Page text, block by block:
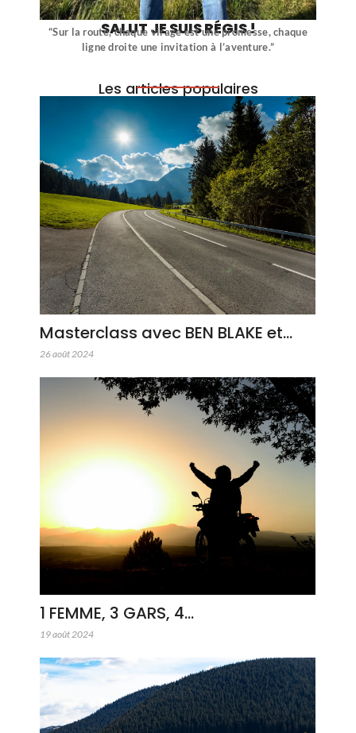
SALUT JE SUIS RÉGIS !
“Sur la route, chaque virage est une promesse, chaque
ligne droite une invitation à l’aventure.”
Les articles populaires
Masterclass avec BEN BLAKE et…
26 août 2024
1 FEMME, 3 GARS, 4…
19 août 2024